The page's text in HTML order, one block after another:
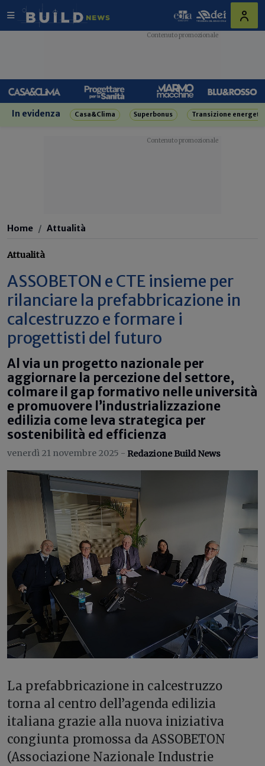
In evidenza Casa&Clima Superbonus Transizione
Home Attualità
Attualità
ASSOBETON e CTE insieme per
rilanciare la prefabbricazione in
calcestruzzo e formare i
progettisti del futuro
Al via un progetto nazionale per
aggiornare la percezione del settore,
colmare il gap formativo nelle università
e promuovere l’industrializzazione
edilizia come leva strategica per
sostenibilità ed efficienza
venerdì 21 novembre 2025 - Redazione Build News
La prefabbricazione in calcestruzzo
torna al centro dell’agenda edilizia
italiana grazie alla nuova iniziativa
congiunta promossa da ASSOBETON
(Associazione Nazionale Industrie